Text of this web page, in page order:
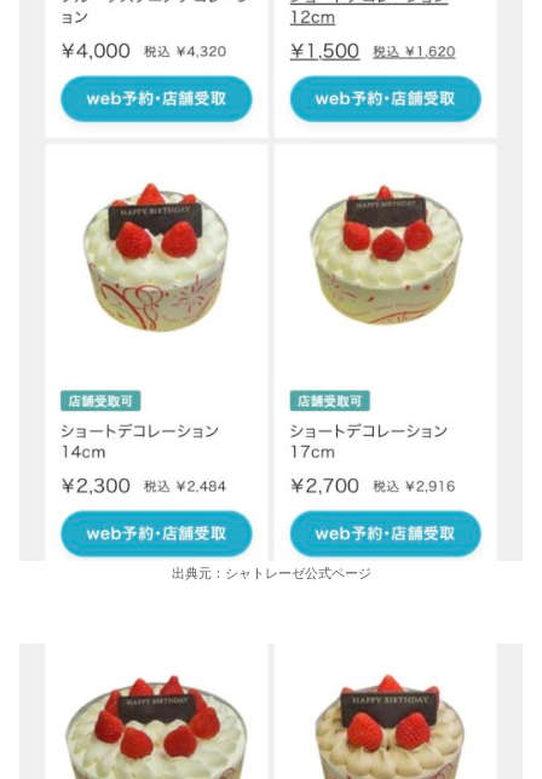
出典元：シャトレーゼ公式ページ